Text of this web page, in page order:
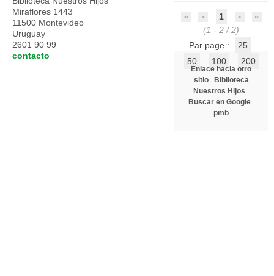
1
(1 - 2 / 2)
Par page :
25
50
100 200
Enlace hacia otro
sitio
Biblioteca
Nuestros Hijos
Buscar en Google
pmb
Miraflores 1443
11500 Montevideo
Uruguay
2601 90 99
contacto